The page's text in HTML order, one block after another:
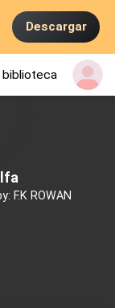
Descargar
biblioteca
F.K ROWAN